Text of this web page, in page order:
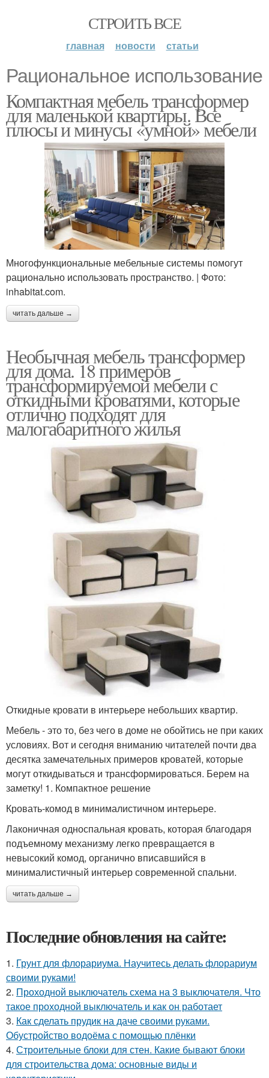
СТРОИТЬ ВСЕ
главная новости статьи
Рациональное использование
Компактная мебель трансформер
для маленькой квартиры. Все
плюсы и минусы «умной» мебели
Многофункциональные мебельные системы помогут
рационально использовать пространство. | Фото:
inhabitat.com.
читать дальше →
Необычная мебель трансформер
для дома. 18 примеров
трансформируемой мебели с
откидными кроватями, которые
отлично подходят для
малогабаритного жилья
Откидные кровати в интерьере небольших квартир.
Мебель - это то, без чего в доме не обойтись не при каких
условиях. Вот и сегодня вниманию читателей почти два
десятка замечательных примеров кроватей, которые
могут откидываться и трансформироваться. Берем на
заметку! 1. Компактное решение
Кровать-комод в минималистичном интерьере.
Лаконичная односпальная кровать, которая благодаря
подъемному механизму легко превращается в
невысокий комод, органично вписавшийся в
минималистичный интерьер современной спальни.
читать дальше →
Последние обновления на сайте:
1. Грунт для флорариума. Научитесь делать флорариум
своими руками!
2. Проходной выключатель схема на 3 выключателя. Что
такое проходной выключатель и как он работает
3. Как сделать прудик на даче своими руками.
Обустройство водоёма с помощью плёнки
4. Строительные блоки для стен. Какие бывают блоки
для строительства дома: основные виды и